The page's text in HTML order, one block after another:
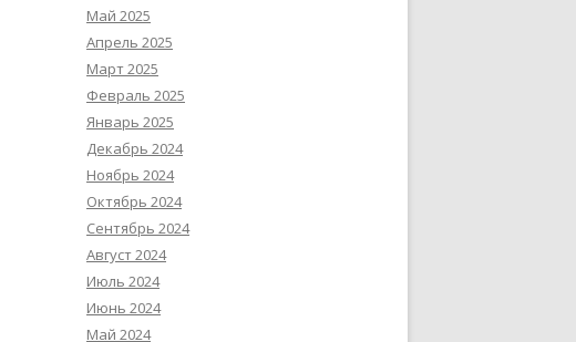
Май 2025
Апрель 2025
Март 2025
Февраль 2025
Январь 2025
Декабрь 2024
Ноябрь 2024
Октябрь 2024
Сентябрь 2024
Август 2024
Июль 2024
Июнь 2024
Май 2024